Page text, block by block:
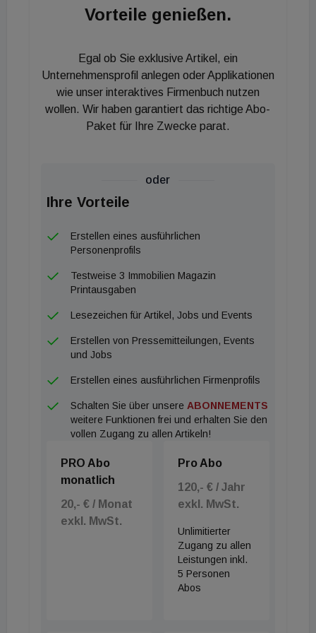
Erfahrungen im Private Equity mit. Zuletzt war er
das Asset Management von Investmentportfolien in
verschiedenen alternativen Assetklassen
verantwortlich. Zuvor hat er sowohl im
Direktinvestment- als auch im
Fondsinvestmentbereich vielfältige Erfahrung
und M&A bei der SBC Warburg und der UBS in
Zürich und Frankfurt.
Vorteile genießen.
Egal ob Sie exklusive Artikel, ein
Unternehmensprofil anlegen oder Applikationen
wie unser interaktives Firmenbuch nutzen
wollen. Wir haben garantiert das richtige Abo-
Paket für Ihre Zwecke parat.
oder
Ihre Vorteile
Erstellen eines ausführlichen
Personenprofils
Testweise 3 Immobilien Magazin
Printausgaben
Lesezeichen für Artikel, Jobs und Events
Erstellen von Pressemitteilungen, Events
und Jobs
Erstellen eines ausführlichen Firmenprofils
Schalten Sie über unsere ABONNEMENTS
weitere Funktionen frei und erhalten Sie den
vollen Zugang zu allen Artikeln!
PRO Abo
monatlich
20,- € / Monat
exkl. MwSt.
Pro Abo
120,- € / Jahr
exkl. MwSt.
Unlimitierter
Zugang zu allen
Leistungen inkl.
5 Personen
Abos